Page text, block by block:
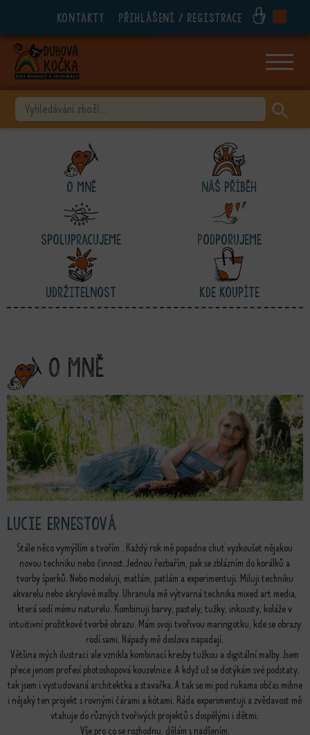
Kontakty Přihlášení / registrace
VYHLEDÁVÁNÍ
O mně Náš příběh
Spolupracujeme Podporujeme
Udržitelnost Kde koupíte
O mně
Lucie Ernestová
Stále něco vymýšlím a tvořím . Každý rok mě popadne chuť vyzkoušet nějakou
novou techniku nebo činnost. Jednou řezbařím, pak se zblázním do korálků a
tvorby šperků. Nebo modeluji, matlám, patlám a experimentuji. Miluji techniku
akvarelu nebo akrylové malby. Uhranula mě výtvarná technika mixed art media,
která sedí mému naturelu. Kombinuji barvy, pastely, tužky, inkousty, koláže v
intuitivní prožitkové tvorbě obrazu. Mám svoji tvořivou maringotku, kde se obrazy
rodí sami. Nápady mě doslova napadají.
Většina mých ilustraci ale vznikla kombinací kresby tužkou a digitální malby. Jsem
přece jenom profesí photoshopová kouzelnice. A když už se dotýkám své podstaty,
tak jsem i vystudovaná architektka a stavařka. A tak se mi pod rukama občas mihne
i nějaký ten projekt s rovnými čárami a kótami. Ráda experimentuji a zvědavost mě
vtahuje do různých tvořivých projektů s dospělými i dětmi.
Vše pro co se rozhodnu, dělám s nadšením.